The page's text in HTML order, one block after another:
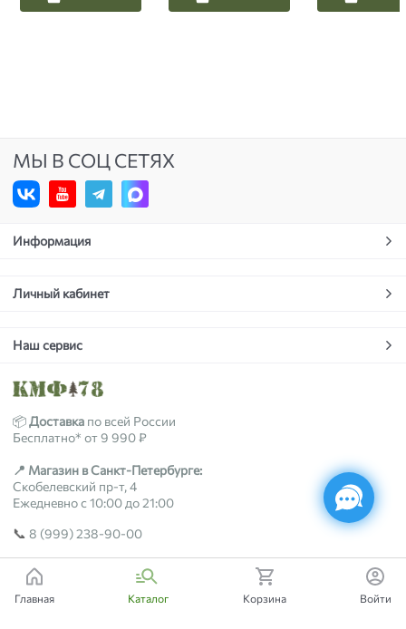
МЫ В СОЦ СЕТЯХ
Информация
Личный кабинет
Наш сервис
📦Доставка по всей России
Бесплатно* от 9 990 ₽
📍 Магазин в Санкт-Петербурге:
Скобелевский пр-т, 4
Ежедневно с 10:00 до 21:00
📞 8 (999) 238-90-00
2018-2026 © kmf78.ru
Главная Каталог Корзина Войти